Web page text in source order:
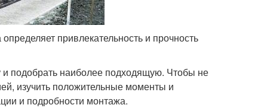
привлекательность и прочность
и подобрать наиболее подходящую. Чтобы не
изучить положительные моменты и
и подробности монтажа.